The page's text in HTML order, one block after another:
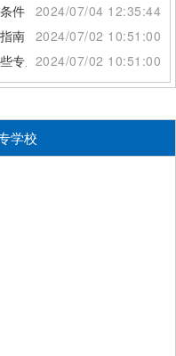
件 2024/07/04 12:35:44
南 2024/07/02 10:51:00
专业2024/07/02 10:51:00
学校